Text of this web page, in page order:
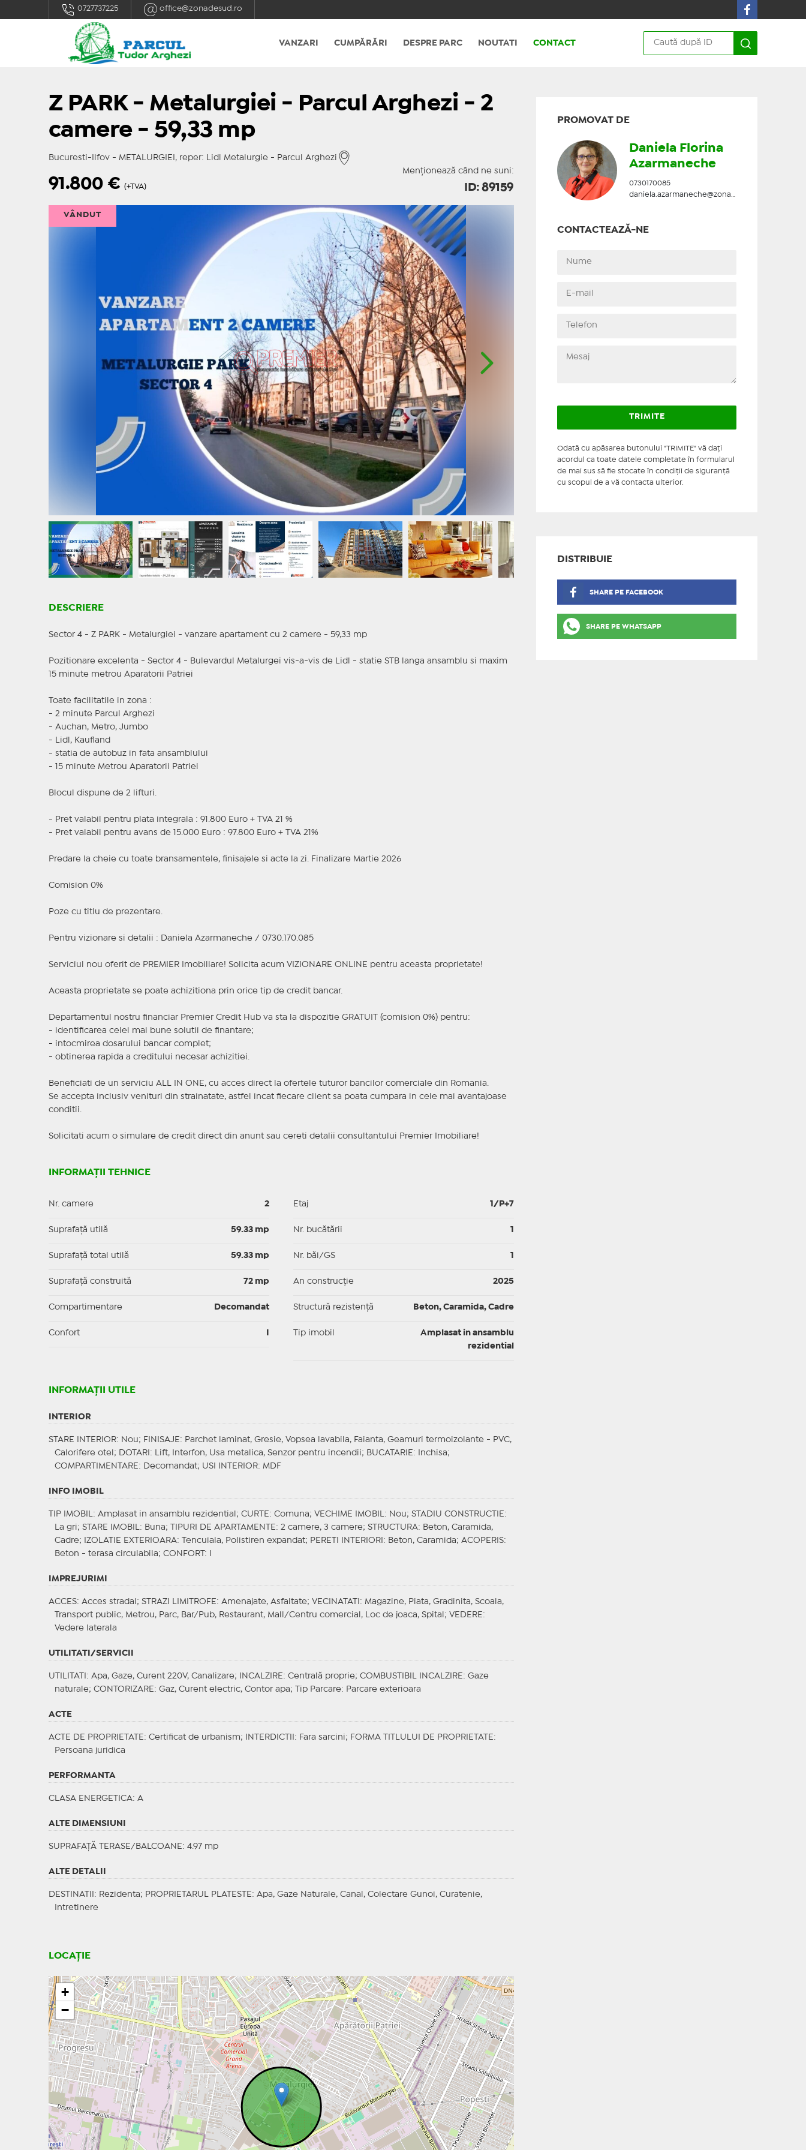
0727737225 office@zonadesud.ro
VANZARI CUMPĂRĂRI DESPRE PARC NOUTATI CONTACT
Z PARK - Metalurgiei - Parcul Arghezi - 2
camere - 59,33 mp
Bucuresti-Ilfov - METALURGIEI, reper: Lidl Metalurgie - Parcul Arghezi
Menționează când ne suni:
91.800€ (+TVA) ID: 89159
VÂNDUT
DESCRIERE
Sector 4 - Z PARK - Metalurgiei - vanzare apartament cu 2 camere - 59,33 mp
Pozitionare excelenta - Sector 4 - Bulevardul Metalurgei vis-a-vis de Lidl - statie STB langa ansamblu si maxim
15 minute metrou Aparatorii Patriei
Toate facilitatile in zona :
- 2 minute Parcul Arghezi
- Auchan, Metro, Jumbo
- Lidl, Kaufland
- statia de autobuz in fata ansamblului
- 15 minute Metrou Aparatorii Patriei
Blocul dispune de 2 lifturi.
- Pret valabil pentru plata integrala : 91.800 Euro + TVA 21 %
- Pret valabil pentru avans de 15.000 Euro : 97.800 Euro + TVA 21%
Predare la cheie cu toate bransamentele, finisajele si acte la zi. Finalizare Martie 2026
Comision 0%
Poze cu titlu de prezentare.
Pentru vizionare si detalii : Daniela Azarmaneche / 0730.170.085
Serviciul nou oferit de PREMIER Imobiliare! Solicita acum VIZIONARE ONLINE pentru aceasta proprietate!
Aceasta proprietate se poate achizitiona prin orice tip de credit bancar.
Departamentul nostru financiar Premier Credit Hub va sta la dispozitie GRATUIT (comision 0%) pentru:
- identificarea celei mai bune solutii de finantare;
- intocmirea dosarului bancar complet;
- obtinerea rapida a creditului necesar achizitiei.
Beneficiati de un serviciu ALL IN ONE, cu acces direct la ofertele tuturor bancilor comerciale din Romania.
Se accepta inclusiv venituri din strainatate, astfel incat fiecare client sa poata cumpara in cele mai avantajoase
conditii.
Solicitati acum o simulare de credit direct din anunt sau cereti detalii consultantului Premier Imobiliare!
INFORMAȚII TEHNICE
Nr. camere 2
Suprafaţă utilă 59.33 mp
Suprafaţă total utilă 59.33 mp
Suprafaţă construită 72 mp
Compartimentare Decomandat
Confort
Etaj 1/P+7
Nr. bucătării
Nr. băi/GS
An construcție 2025
Structură rezistență Beton, Caramida, Cadre
Tip imobil
Amplasat in ansamblu
rezidential
INFORMAŢII UTILE
INTERIOR
STARE INTERIOR: Nou; FINISAJE : Parchet laminat, Gresie, Vopsea lavabila, Faianta, Geamuri termoizolante - PVC,
Calorifere otel;
DOTARI : Lift, Interfon, Usa metalica, Senzor pentru incendii; BUCATARIE : Inchisa;
COMPARTIMENTARE : Decomandat; USI INTERIOR: MDF
INFO IMOBIL
TIP IMOBIL : Amplasat in ansamblu rezidential; CURTE : Comuna; VECHIME IMOBIL : Nou; STADIU CONSTRUCTIE :
La gri; STARE IMOBIL : Buna; TIPURI DE APARTAMENTE : 2 camere, 3 camere; STRUCTURA: Beton, Caramida,
Cadre;
IZOLATIE EXTERIOARA: Tencuiala, Polistiren expandat; PERETI INTERIORI : Beton, Caramida; ACOPERIS:
Beton - terasa circulabila; CONFORT : I
IMPREJURIMI
ACCES: Acces stradal; STRAZI LIMITROFE : Amenajate, Asfaltate; VECINATATI
: Magazine, Piata, Gradinita, Scoala,
Transport public, Metrou, Parc, Bar/Pub, Restaurant, Mall/Centru comercial, Loc de joaca, Spital; VEDERE :
Vedere laterala
UTILITATI/SERVICII
UTILITATI : Apa, Gaze, Curent 220V, Canalizare; INCALZIRE : Centrală proprie; COMBUSTIBIL INCALZIRE : Gaze
naturale; CONTORIZARE : Gaz, Curent electric, Contor apa; Tip Parcare: Parcare exterioara
ACTE
ACTE DE PROPRIETATE : Certificat de urbanism; INTERDICTII : Fara sarcini; FORMA TITLULUI DE PROPRIETATE :
Persoana juridica
PERFORMANTA
CLASA ENERGETICA: A
ALTE DIMENSIUNI
SUPRAFAȚĂ TERASE/BALCOANE: 4.97 mp
ALTE DETALII
DESTINATII : Rezidenta; PROPRIETARUL PLATESTE : Apa, Gaze Naturale, Canal, Colectare Gunoi, Curatenie,
Intretinere
LOCAȚIE
+
−
PROMOVAT DE
Daniela Florina
Azarmaneche
0730170085
CONTACTEAZĂ-NE
Odată cu apăsarea butonului "TRIMITE" vă daţi
acordul ca toate datele completate în formularul
de mai sus să fie stocate în condiţii de siguranţă
cu scopul de a vă contacta ulterior.
DISTRIBUIE
SHARE PE FACEBOOK
SHARE PE WHATSAPP